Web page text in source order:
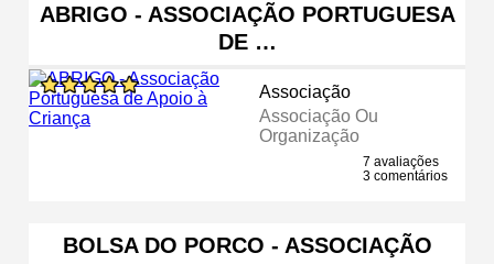
ABRIGO - ASSOCIAÇÃO PORTUGUESA
DE …
Associação
Associação Ou
Organização
7 avaliações
3 comentários
BOLSA DO PORCO - ASSOCIAÇÃO